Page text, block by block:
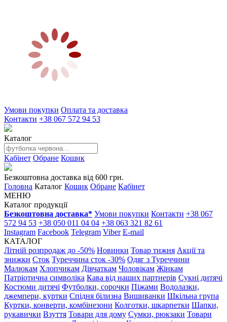
Умови покупки Оплата та доставка
Контакти +38 067 572 94 53
Каталог
Кабінет Обране Кошик
Безкоштовна доставка від 600 грн.
Головна Каталог Кошик Обране Кабінет
МЕНЮ
Каталог продукції
Безкоштовна доставка* Умови покупки Контакти +38 067
572 94 53 +38 050 011 04 04 +38 063 321 82 61
Instagram Facebook Telegram Viber E-mail
КАТАЛОГ
Літній розпродаж до -50% Новинки Товар тижня Акції та
знижки Сток Туреччина сток -30% Одяг з Туреччини
Малюкам Хлопчикам Дівчаткам Чоловікам Жінкам
Патріотична символіка Кава від наших партнерів Сукні дитячі
Костюми дитячі Футболки, сорочки Піжами Водолазки,
джемпери, куртки Спідня білизна Вишиванки Шкільна група
Куртки, конверти, комбінезони Колготки, шкарпетки Шапки,
рукавички Взуття Товари для дому Сумки, рюкзаки Товари